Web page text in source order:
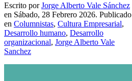
Escrito porJorge Alberto Vale Sánchez
en Sábado, 28 Febrero 2026. Publicado
en Columnistas, Cultura Empresarial,
Desarrollo humano, Desarrollo
organizacional, Jorge Alberto Vale
Sanchez